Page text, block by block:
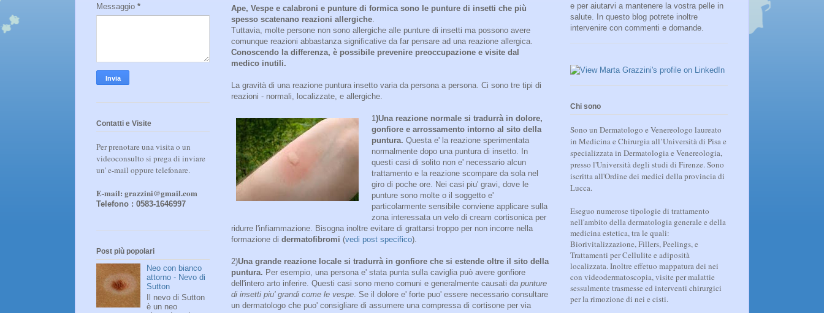
Ape, Vespe e calabroni e punture di formica sono le punture di insetti che più
spesso scatenano reazioni allergiche
Tuttavia, molte persone non sono allergiche alle punture di insetti ma possono avere
comunque reazioni abbastanza significative da far pensare ad una reazione allergica.
Conoscendo la differenza, è possibile prevenire preoccupazione e visite dal
medico inutili.
La gravità di una reazione puntura insetto varia da persona a persona. Ci sono tre tipi di
reazioni - normali, localizzate, e allergiche.
1)Una reazione normale si tradurrà in dolore,
gonfiore e arrossamento intorno al sito della
puntura. Questa e' la reazione sperimentata
normalmente dopo una puntura di insetto. In
questi casi di solito non e' necessario alcun
trattamento e la reazione scompare da sola nel
giro di poche ore. Nei casi piu' gravi, dove le
punture sono molte o il soggetto e'
particolarmente sensibile conviene applicare sulla
zona interessata un velo di cream cortisonica per
ridurre l'infiammazione. Bisogna inoltre evitare di grattarsi troppo per non incorre nella
formazione di dermatofibromi (vedi post specifico).
2)Una grande reazione locale si tradurrà in gonfiore che si estende oltre il sito della
puntura. Per esempio, una persona e' stata punta sulla caviglia può avere gonfiore
dell'intero arto inferire. Questi casi sono meno comuni e generalmente causati da punture
di insetti piu' grandi come le vespe . Se il dolore e' forte puo' essere necessario consultare
un dermatologo che puo' consigliare di assumere una compressa di cortisone per via
Messaggio *
Contatti e Visite
Per prenotare una visita o un
videoconsulto si prega di inviare
un' e-mail oppure telefonare.
E-mail: grazzini@gmail.com
Telefono : 0583-1646997
Post più popolari
Neo con bianco
attorno - Nevo di
Sutton
Il nevo di Sutton
è un neo
e per aiutarvi a mantenere la vostra pelle in
salute. In questo blog potrete inoltre
intervenire con commenti e domande.
Chi sono
Sono un Dermatologo e Venereologo laureato
in Medicina e Chirurgia all’Università di Pisa e
specializzata in Dermatologia e Venereologia,
presso l'Università degli studi di Firenze. Sono
iscritta all'Ordine dei medici della provincia di
Lucca.
Eseguo numerose tipologie di trattamento
nell'ambito della dermatologia generale e della
medicina estetica, tra le quali:
Biorivitalizzazione, Fillers, Peelings, e
Trattamenti per Cellulite e adiposità
localizzata. Inoltre effetuo mappatura dei nei
con videodermatoscopia, visite per malattie
sessulmente trasmesse ed interventi chirurgici
per la rimozione di nei e cisti.